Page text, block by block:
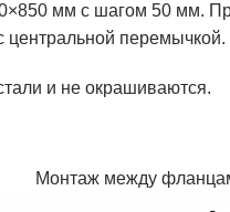
мм с шагом 50 мм.
центральной перемычкой.
и не окрашиваются.
Монтаж между